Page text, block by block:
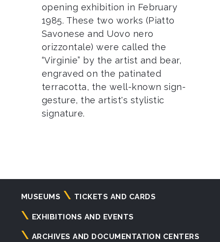
opening exhibition in February
1985. These two works (Piatto
Savonese and Uovo nero
orizzontale) were called the
“Virginie” by the artist and bear,
engraved on the patinated
terracotta, the well-known sign-
gesture, the artist's stylistic
signature.
Navigazione
principale
MUSEUMS TICKETS AND CARDS
EXHIBITIONS AND EVENTS
ARCHIVES AND DOCUMENTATION CENTERS